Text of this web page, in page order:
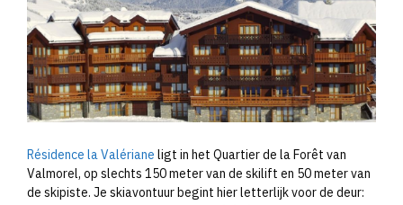
Résidence la Valériane ligt in het Quartier de la Forêt van
Valmorel, op slechts 150 meter van de skilift en 50 meter van
de skipiste. Je skiavontuur begint hier letterlijk voor de deur: